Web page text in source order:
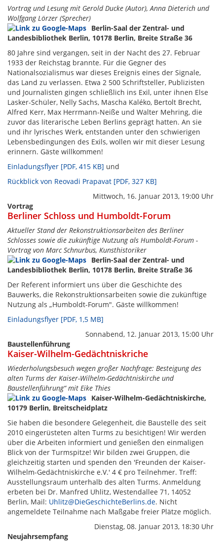
Vortrag und Lesung mit Gerold Ducke (Autor), Anna Dieterich und
Wolfgang Lörzer (Sprecher)
Berlin-Saal der Zentral- und
Landesbibliothek Berlin, 10178 Berlin, Breite Straße 36
80 Jahre sind vergangen, seit in der Nacht des 27. Februar
1933 der Reichstag brannte. Für die Gegner des
Nationalsozialismus war dieses Ereignis eines der Signale,
das Land zu verlassen. Etwa 2 500 Schriftsteller, Publizisten
und Journalisten gingen schließlich ins Exil, unter ihnen Else
Lasker-Schüler, Nelly Sachs, Mascha Kaléko, Bertolt Brecht,
Alfred Kerr, Max Herrmann-Neiße und Walter Mehring, die
zuvor das literarische Leben Berlins geprägt hatten. An sie
und ihr lyrisches Werk, entstanden unter den schwierigen
Lebensbedingungen des Exils, wollen wir mit dieser Lesung
erinnern. Gäste willkommen!
Einladungsflyer [PDF, 415 KB] und
Rückblick von Reovadi Prapavat [PDF, 327 KB]
Mittwoch, 16. Januar 2013, 19:00 Uhr
Vortrag
Berliner Schloss und Humboldt-Forum
Aktueller Stand der Rekonstruktionsarbeiten des Berliner
Schlosses sowie die zukünftige Nutzung als Humboldt-Forum -
Vortrag von Marc Schnurbus, Kunsthistoriker
Berlin-Saal der Zentral- und
Landesbibliothek Berlin, 10178 Berlin, Breite Straße 36
Der Referent informiert uns über die Geschichte des
Bauwerks, die Rekonstruktionsarbeiten sowie die zukünftige
Nutzung als „Humboldt-Forum". Gäste willkommen!
Einladungsflyer [PDF, 1,5 MB]
Sonnabend, 12. Januar 2013, 15:00 Uhr
Baustellenführung
Kaiser-Wilhelm-Gedächtniskriche
Wiederholungsbesuch wegen großer Nachfrage: Besteigung des
alten Turms der Kaiser-Wilhelm-Gedächtniskirche und
Baustellenführung“ mit Eike Thies
Kaiser-Wilhelm-Gedächtniskirche,
10179 Berlin, Breitscheidplatz
Sie haben die besondere Gelegenheit, die Baustelle des seit
2010 eingerüsteten alten Turms zu besichtigen! Wir werden
über die Arbeiten informiert und genießen den einmaligen
Blick von der Turmspitze! Wir bilden zwei Gruppen, die
gleichzeitig starten und spenden den 'Freunden der Kaiser-
Wilhelm-Gedächtniskirche e.V.' 4 € pro Teilnehmer. Treff:
Ausstellungsraum unterhalb des alten Turms. Anmeldung
erbeten bei Dr. Manfred Uhlitz, Westendallee 71, 14052
Berlin, Mail: Uhlitz@DieGeschichteBerlins.de. Nicht
angemeldete Teilnahme nach Maßgabe freier Plätze möglich.
Dienstag, 08. Januar 2013, 18:30 Uhr
Neujahrsempfang